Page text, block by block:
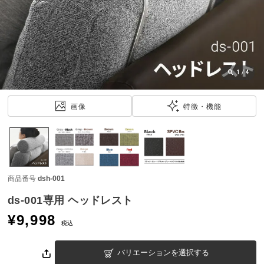
近
ッ
ク
し
た
ア
特
覧
1 / 4
画像 特徴・機能
商品番号 dsh-001
ds-001専用 ヘッドレスト
¥9,998 税込
バリエーションを選択する